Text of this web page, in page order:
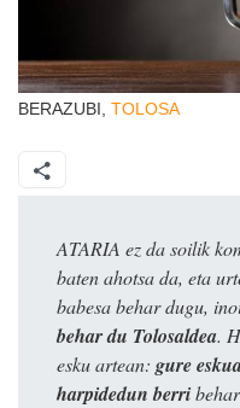
BERAZUBI, TOLOSA
ATARIA ez da soilik
baten ahotsa da, eta
babesa behar dugu,
behar du Tolosaldea.
esku artean: gure
harpidedun berri